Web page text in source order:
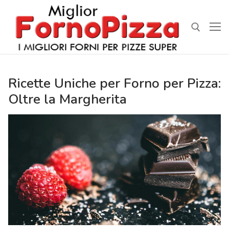
contenuto
Ricette Uniche per Forno per Pizza:
Oltre la Margherita